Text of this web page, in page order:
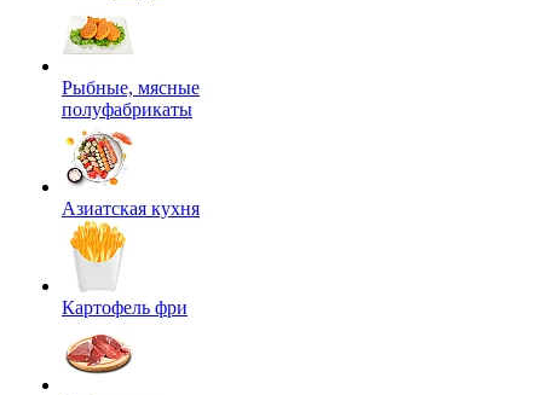
Рыбные, мясные
полуфабрикаты
Азиатская кухня
Картофель фри